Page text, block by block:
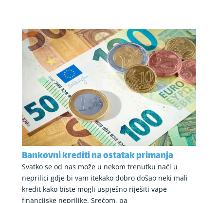
Bankovni krediti na ostatak primanja
Svatko se od nas može u nekom trenutku naći u
neprilici gdje bi vam itekako dobro došao neki mali
kredit kako biste mogli uspješno riješiti vape
financijske neprilike. Srećom, pa